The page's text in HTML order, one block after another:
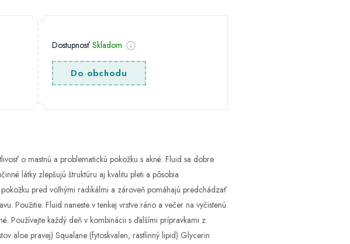
DostupnosťSkladom
Do obchodu
o mastnú a problematickú pokožku s akné. Fluid sa dobre
látky zlepšujú štruktúru aj kvalitu pleti a pôsobia
pred voľnými radikálmi a zároveň pomáhajú predchádzať
Použitie: Fluid naneste v tenkej vrstve ráno a večer na vyčistenú
Používajte každý deň v kombinácii s ďalšími prípravkami z
aloe pravej) Squalane (fytoskvalen, rastlinný lipid) Glycerin